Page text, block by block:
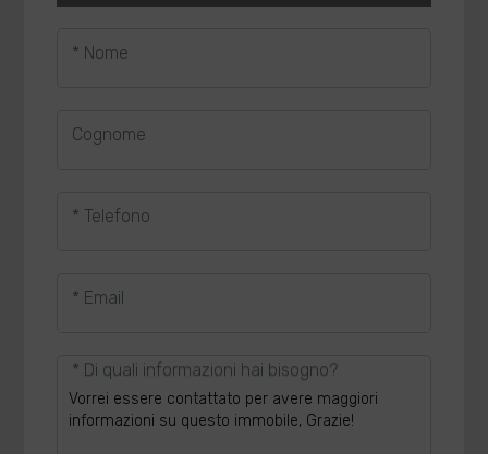
* Nome
Cognome
* Telefono
* Email
* Di quali informazioni hai bisogno?